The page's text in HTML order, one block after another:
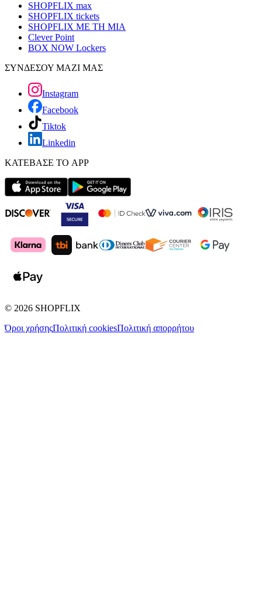
SHOPFLIX max
SHOPFLIX tickets
SHOPFLIX ΜΕ ΤΗ ΜΙΑ
Clever Point
BOX NOW Lockers
ΣΥΝΔΕΣΟΥ ΜΑΖΙ ΜΑΣ
Instagram
Facebook
Tiktok
Linkedin
ΚΑΤΕΒΑΣΕ ΤΟ APP
© 2026 SHOPFLIX
Όροι χρήσηςΠολιτική cookiesΠολιτική απορρήτου